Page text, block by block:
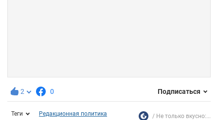
2 0 Подписаться
Теги Редакционная политика Не только вкусно:...